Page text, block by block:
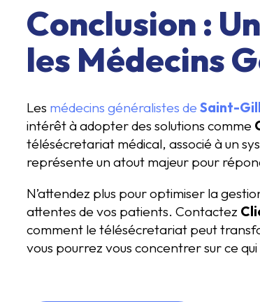
Conclusion :
les Médecins
Les médecins généralistes de Saint-
intérêt à adopter des solutions comme
télésécretariat médical, associé à un
représente un atout majeur pour
N’attendez plus pour optimiser la
attentes de vos patients. Contactez
comment le télésécretariat peut
vous pourrez vous concentrer sur ce